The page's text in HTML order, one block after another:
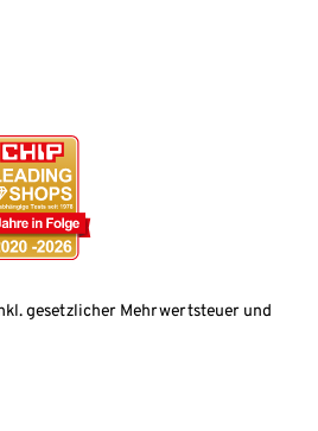
gesetzlicher Mehrwertsteuer und